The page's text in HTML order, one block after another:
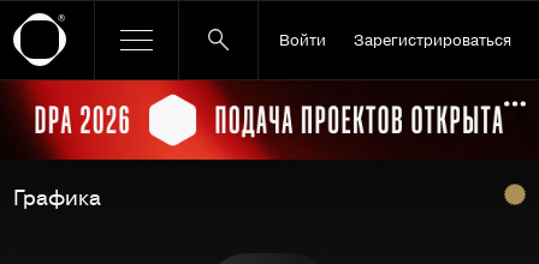
Войти Зарегистрироваться
Ссылка баннера
Графика